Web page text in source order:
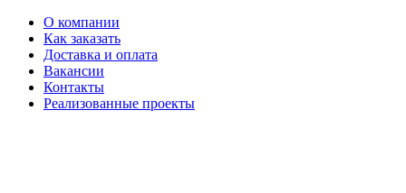
О компании
Как заказать
Доставка и оплата
Вакансии
Контакты
Реализованные проекты